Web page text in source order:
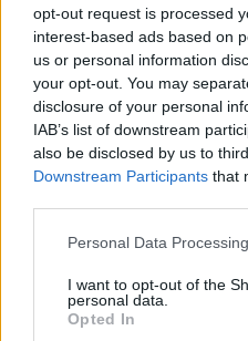
opt-out request is processed
interest-based ads based on
us or personal information
your opt-out. You may
disclosure of your personal
IAB’s list of downstream
also be disclosed by us to
Downstream Participants that
Please note that this website/
not limited to your visit or
grant or deny consent to
use your data for below
Personal Data
I want to opt-out of the
personal data.
Opted In
Man Ray (1890-1976), Jean
Duchamp (1887-1968), illetve
A Pritzker által 2022-ben a
12,4 millió dollárért
hegedűje(1924) vasárnaptól
Metben egy Man Raynek
művész 160 művét mutatja
Ray szóhasználatában